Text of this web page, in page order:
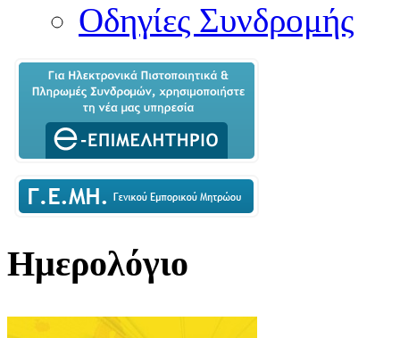
Οδηγίες Συνδρομής
Ημερολόγιο